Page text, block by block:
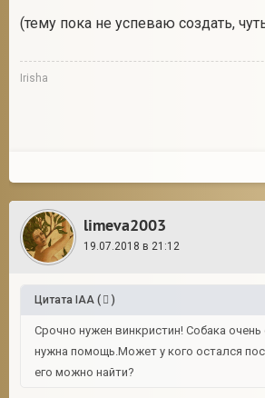
(тему пока не успеваю создать,
Irisha
limeva2003
19.07.2018 в 21:12
Цитата IAA ( )
Срочно нужен винкристин! Собака очень
нужна помощь.Может у кого остался
его можно найти?